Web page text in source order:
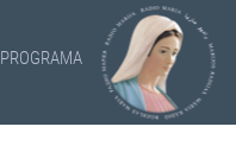
PROGRAMA